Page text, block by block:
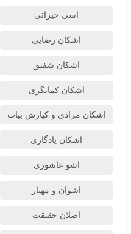
اسی خیراتی
اشکان رضایی
اشکان شفیق
اشکان‌ کمانگری
اشکان مرادی و کیارش بیات
اشکان یادگاری
اشو عاشوری
اشوان و مهیار
اصلان حقیقت